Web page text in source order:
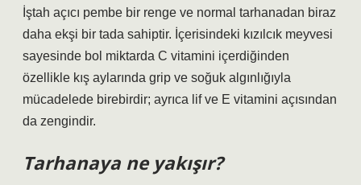
İştah açıcı pembe bir renge ve normal tarhanadan biraz
daha ekşi bir tada sahiptir. İçerisindeki kızılcık meyvesi
sayesinde bol miktarda C vitamini içerdiğinden
özellikle kış aylarında grip ve soğuk algınlığıyla
mücadelede birebirdir; ayrıca lif ve E vitamini açısından
da zengindir.
Tarhanaya ne yakışır?